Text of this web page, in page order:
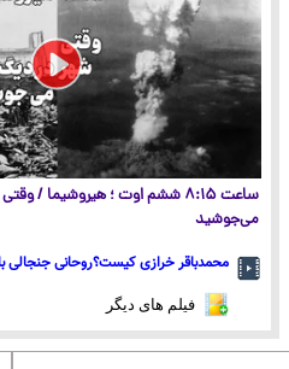
ساعت ۸:۱۵ ششم اوت ؛ هیروشیما /
می‌جوشید
محمدباقر خرازی کیست؟روحانی جنجالی
فیلم های دیگر